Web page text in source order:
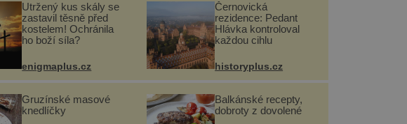
Utržený kus skály se
zastavil těsně před
kostelem! Ochránila
ho boží síla?
enigmaplus.cz
Černovická
rezidence: Pedant
Hlávka kontroloval
každou cihlu
historyplus.cz
Gruzínské masové
knedlíčky
Balkánské recepty,
dobroty z dovolené